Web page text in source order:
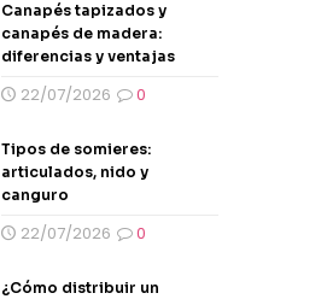
Canapés tapizados y
canapés de madera:
diferencias y ventajas
22/07/2026 0
Tipos de somieres:
articulados, nido y
canguro
22/07/2026 0
¿Cómo distribuir un